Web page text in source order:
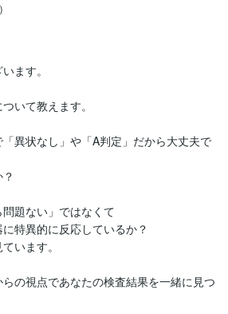
ます。
いて教えます。
異状なし」や「A判定」だから大丈夫で
問題ない」ではなくて
特異的に反応しているか？
います。
の視点であなたの検査結果を一緒に見つ